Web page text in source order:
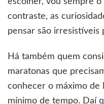
contraste, as
pensar são irresistíveis
Há também quem
maratonas que
conhecer o máximo de
mínimo de tempo. Daí